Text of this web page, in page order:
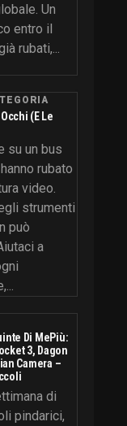
Un
entro il
rubati,...
(e Le
su un bus
rubato
video.
strumenti
può
a
Di MePiù:
3, Dagon
Camera –
di
pindarici,